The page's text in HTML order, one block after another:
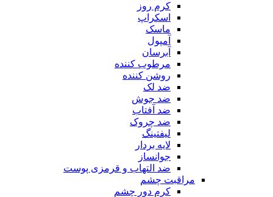
کرم روز
اسکراپ
ماسک
آمپول
آبرسان
مرطوب کننده
روشن کننده
ضد لک
ضد جوش
ضد آفتاب
ضد چروک
لیفتینگ
لایه بردار
جوانساز
ضد التهاب و قرمزی پوست
مراقبت چشم
کرم دور چشم